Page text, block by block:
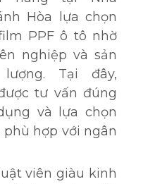
Hòa lựa chọn
PPF ô tô nhờ
nghiệp và sản
Tại đây,
tư vấn đúng
và lựa chọn
hợp với ngân
viên giàu kinh